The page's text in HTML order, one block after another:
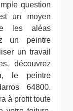
question
un moyen
les aléas
un peintre
un travail
découvrez
le peintre
64800.
à profit toute